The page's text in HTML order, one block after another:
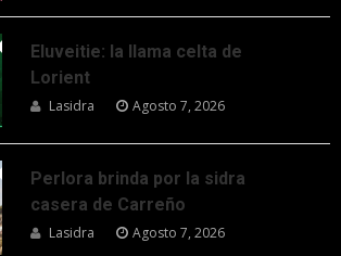
Eluveitie: la llama celta de
Lorient
Lasidra Agosto 7, 2026
Perlora brinda por la sidra
casera de Carreño
Lasidra Agosto 7, 2026